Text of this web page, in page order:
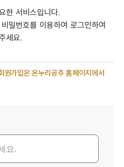
한 서비스입니다.
밀번호를 이용하여 로그인하여
세요.
원가입은 온누리공주 홈페이지에서